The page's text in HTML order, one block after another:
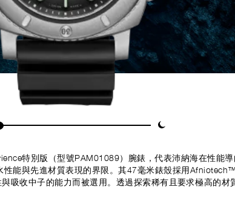
特別版（型號PAM01089）腕錶，代表沛納海在性能
能與先進材質表現的界限。其47毫米錶殼採用
吸收中子的能力而被選用。透過探索稀有且要求極高的